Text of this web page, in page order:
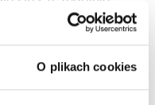
O plikach cookies
jest łatwiejszy
szybciej
Nadaje się do